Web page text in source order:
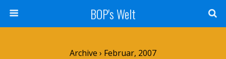
BOP's Welt
Archive › Februar, 2007